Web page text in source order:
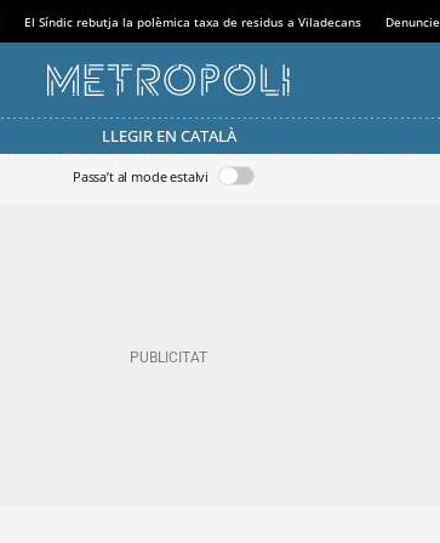
El Síndic rebutja la polèmica taxa de residus a Viladecans
LLEGIR EN CATALÀ
Passa’t al mode estalvi